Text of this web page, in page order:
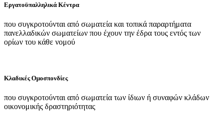
Εργατοϋπαλληλικά Κέντρα
που συγκροτούνται από σωματεία και τοπικά παραρτήματα
πανελλαδικών σωματείων που έχουν την έδρα τους εντός των
ορίων του κάθε νομού
Κλαδικές Ομοσπονδίες
που συγκροτούνται από σωματεία των ίδιων ή συναφών κλάδων
οικονομικής δραστηριότητας